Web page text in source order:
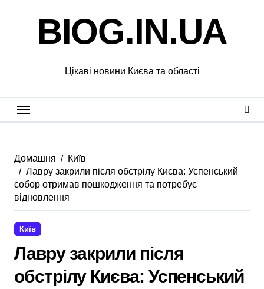
BIOG.IN.UA
Цікаві новини Києва та області
Домашня
Київ
Лавру закрили після обстрілу Києва: Успенський
собор отримав пошкодження та потребує
відновлення
Київ
Лавру закрили після
обстрілу Києва: Успенський